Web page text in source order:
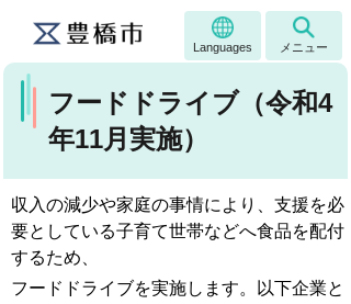
Languages メニュー
フードドライブ（令和4
年11月実施）
収入の減少や家庭の事情により、支援を必
要としている子育て世帯などへ食品を配付
するため、
フードドライブを実施します。以下企業と